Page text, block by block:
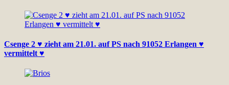
Csenge 2 ♥ zieht am 21.01. auf PS nach 91052 Erlangen ♥
vermittelt ♥